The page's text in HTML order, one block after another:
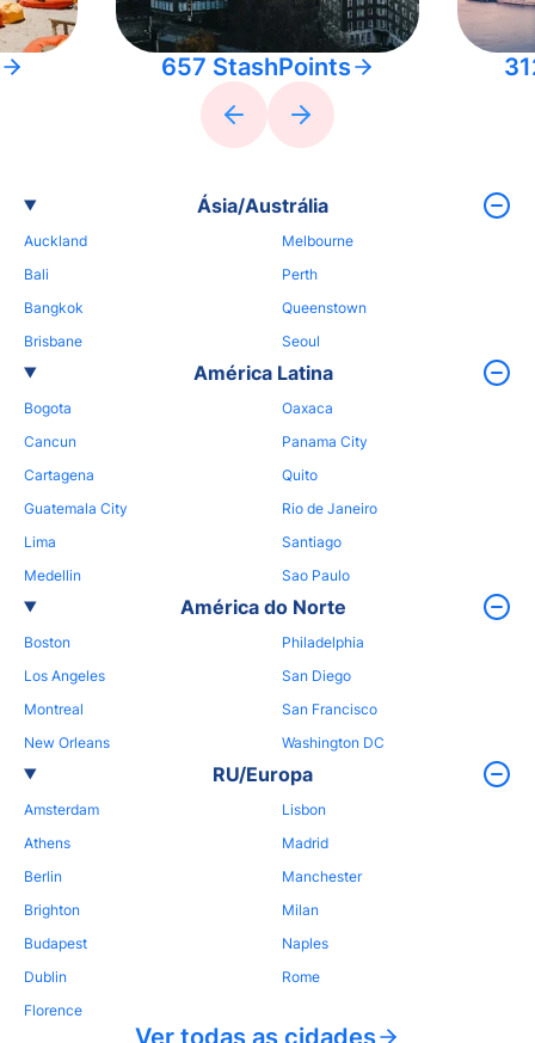
657 StashPoints
Ásia/Austrália
Auckland
Bali
Bangkok
Brisbane
Melbourne
Perth
Queenstown
Seoul
América Latina
Bogota
Cancun
Cartagena
Guatemala City
Lima
Medellin
Oaxaca
Panama City
Quito
Rio de Janeiro
Santiago
Sao Paulo
América do Norte
Boston
Los Angeles
Montreal
New Orleans
Philadelphia
San Diego
San Francisco
Washington DC
RU/Europa
Amsterdam
Athens
Berlin
Brighton
Budapest
Dublin
Florence
Lisbon
Madrid
Manchester
Milan
Naples
Rome
Ver todas as cidades